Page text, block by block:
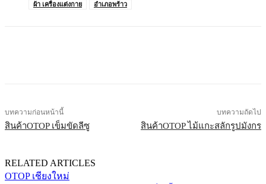
ผ้า เครื่องแต่งกาย
อำเภอพร้าว
บทความก่อนหน้านี้
สินค้าOTOP เข็มขัดลีซู
บทความถัดไป
สินค้าOTOP ไม้แกะสลักรูปมังกร
RELATED ARTICLES
OTOP เชียงใหม่